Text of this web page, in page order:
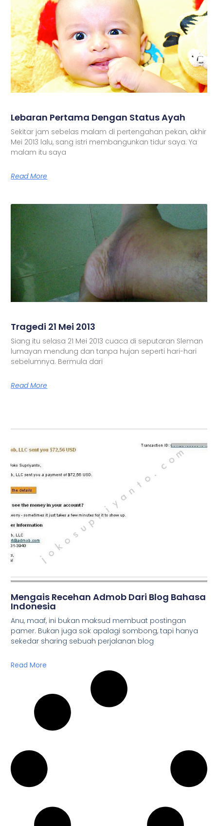
Lebaran Pertama Dengan Status Ayah
Sekitar jam sebelas malam di pertengahan pekan, akhir
Mei 2013 lalu, sang istri membangunkan tidur saya. Ya
malam itu saya
Read More
Tragedi 21 Mei 2013
Siang itu selasa 21 Mei 2013 cuaca di seputaran Sleman
lumayan mendung dan tanpa hujan seperti hari-hari
sebelumnya. Bermula dari
Read More
Mengais Recehan Admob Dari Blog Bahasa
Indonesia
Anu, maaf, ini bukan maksud membuat postingan
pamer. Bukan juga sok apalagi sombong, tapi hanya
sekedar sharing sebuah perjalanan blog
Read More